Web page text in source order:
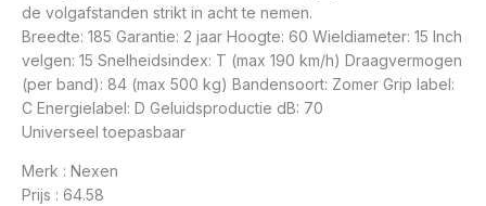
de volgafstanden strikt in acht te nemen.
Breedte: 185 Garantie: 2 jaar Hoogte: 60 Wieldiameter: 15 Inch
velgen: 15 Snelheidsindex: T (max 190 km/h) Draagvermogen
(per band): 84 (max 500 kg) Bandensoort: Zomer Grip label:
C Energielabel: D Geluidsproductie dB: 70
Universeel toepasbaar
Merk : Nexen
Prijs : 64.58